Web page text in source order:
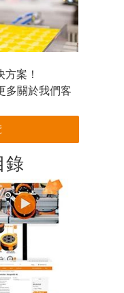
案！
多關於我們客
錄